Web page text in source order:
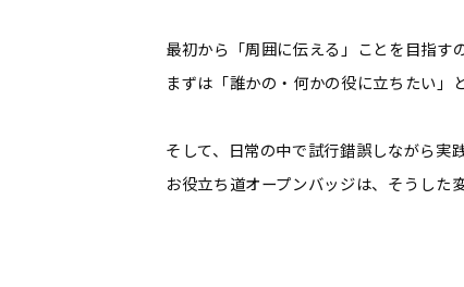
最初から「周囲に伝える」ことを目指す
まずは「誰かの・何かの役に立ちたい」
そして、日常の中で試行錯誤しながら実
お役立ち道オープンバッジは、そうした